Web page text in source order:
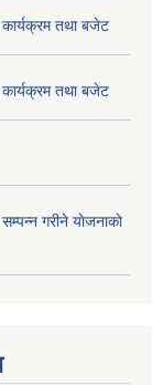
तथा बजेट
तथा बजेट
गरीने याेजनाकाे